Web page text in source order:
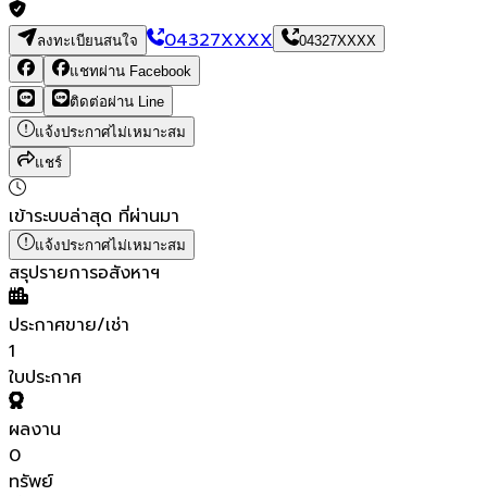
ลงทะเบียนสนใจ 04327XXXX
04327XXXX
แชทผ่าน Facebook
ติดต่อผ่าน Line
แจ้งประกาศไม่เหมาะสม
แชร์
เข้าระบบล่าสุด ที่ผ่านมา
แจ้งประกาศไม่เหมาะสม
สรุปรายการอสังหาฯ
ประกาศขาย/เช่า
1
ใบประกาศ
ผลงาน
0
ทรัพย์